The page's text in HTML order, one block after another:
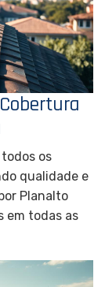
os
qualidade e
Planalto
em todas as